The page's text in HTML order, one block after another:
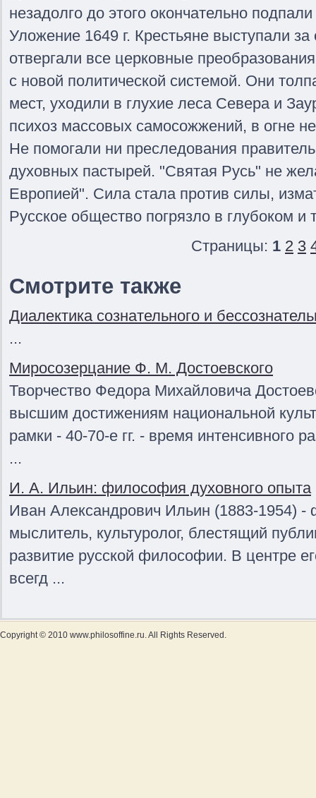
незадолго до этого окончательно
Уложение 1649 г. Крестьяне выступали
отвергали все церковные
с новой политической системой. Они
мест, уходили в глухие леса Севера и
психоз массовых самосожжений, в огне
Не помогали ни преследования
духовных пастырей. "Святая Русь" не
Европией". Сила стала против силы,
Русское общество погрязло в глубоком и
Страницы: 1 2 3
Смотрите также
Диалектика сознательного и
...
Миросозерцание Ф. М. Достоевского
Творчество Федора Михайловича
высшим достижениям национальной
рамки - 40-70-е гг. - время интенсивного
...
И. А. Ильин: философия духовного опыта
Иван Александрович Ильин (1883-1954) -
мыслитель, культуролог, блестящий
развитие русской философии. В центре
всегд ...
Copyright © 2010 www.philosoffine.ru. All Rights Reserved.